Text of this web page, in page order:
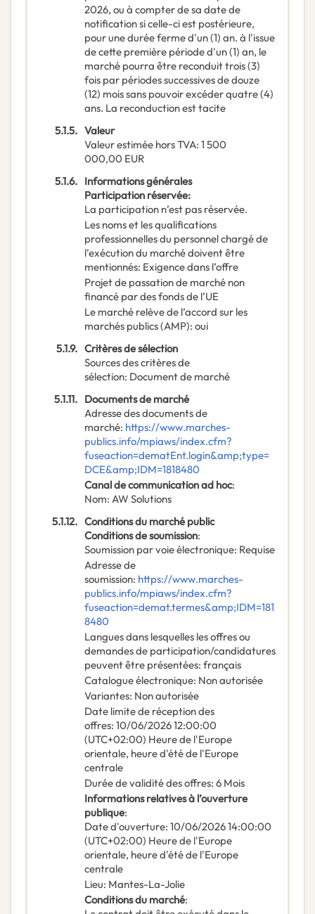
2026, ou à compter de sa date de
notification si celle-ci est postérieure,
pour une durée ferme d'un (1) an. à l'issue
de cette première période d'un (1) an, le
marché pourra être reconduit trois (3)
fois par périodes successives de douze
(12) mois sans pouvoir excéder quatre (4)
ans. La reconduction est tacite
5.1.5. Valeur
Valeur estimée hors TVA: 1 500
000,00 EUR
5.1.6. Informations générales
Participation réservée:
La participation n’est pas réservée.
Les noms et les qualifications
professionnelles du personnel chargé de
l’exécution du marché doivent être
mentionnés: Exigence dans l’offre
Projet de passation de marché non
financé par des fonds de l’UE
Le marché relève de l’accord sur les
marchés publics (AMP): oui
5.1.9. Critères de sélection
Sources des critères de
sélection: Document de marché
5.1.11. Documents de marché
Adresse des documents de
marché: https://www.marches-
publics.info/mpiaws/index.cfm?
fuseaction=dematEnt.login&amp;type=
DCE&amp;IDM=1818480
Canal de communication ad hoc:
Nom: AW Solutions
5.1.12. Conditions du marché public
Conditions de soumission:
Soumission par voie électronique: Requise
Adresse de
soumission: https://www.marches-
publics.info/mpiaws/index.cfm?
fuseaction=demat.termes&amp;IDM=181
8480
Langues dans lesquelles les offres ou
demandes de participation/candidatures
peuvent être présentées: français
Catalogue électronique: Non autorisée
Variantes: Non autorisée
Date limite de réception des
offres: 10/06/202612:00:00
(UTC+02:00) Heure de l'Europe
orientale, heure d'été de l'Europe
centrale
Durée de validité des offres: 6 Mois
Informations relatives à l’ouverture
publique:
Date d'ouverture: 10/06/202614:00:00
(UTC+02:00) Heure de l'Europe
orientale, heure d'été de l'Europe
centrale
Lieu: Mantes-La-Jolie
Conditions du marché: